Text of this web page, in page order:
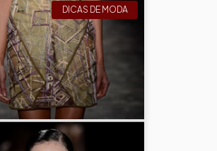
DICAS DE MODA